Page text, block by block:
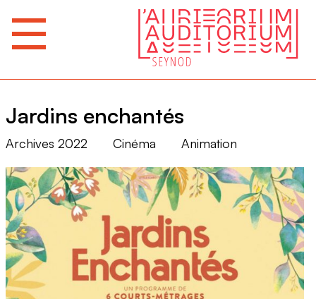
Jardins enchantés
Archives 2022 Cinéma Animation